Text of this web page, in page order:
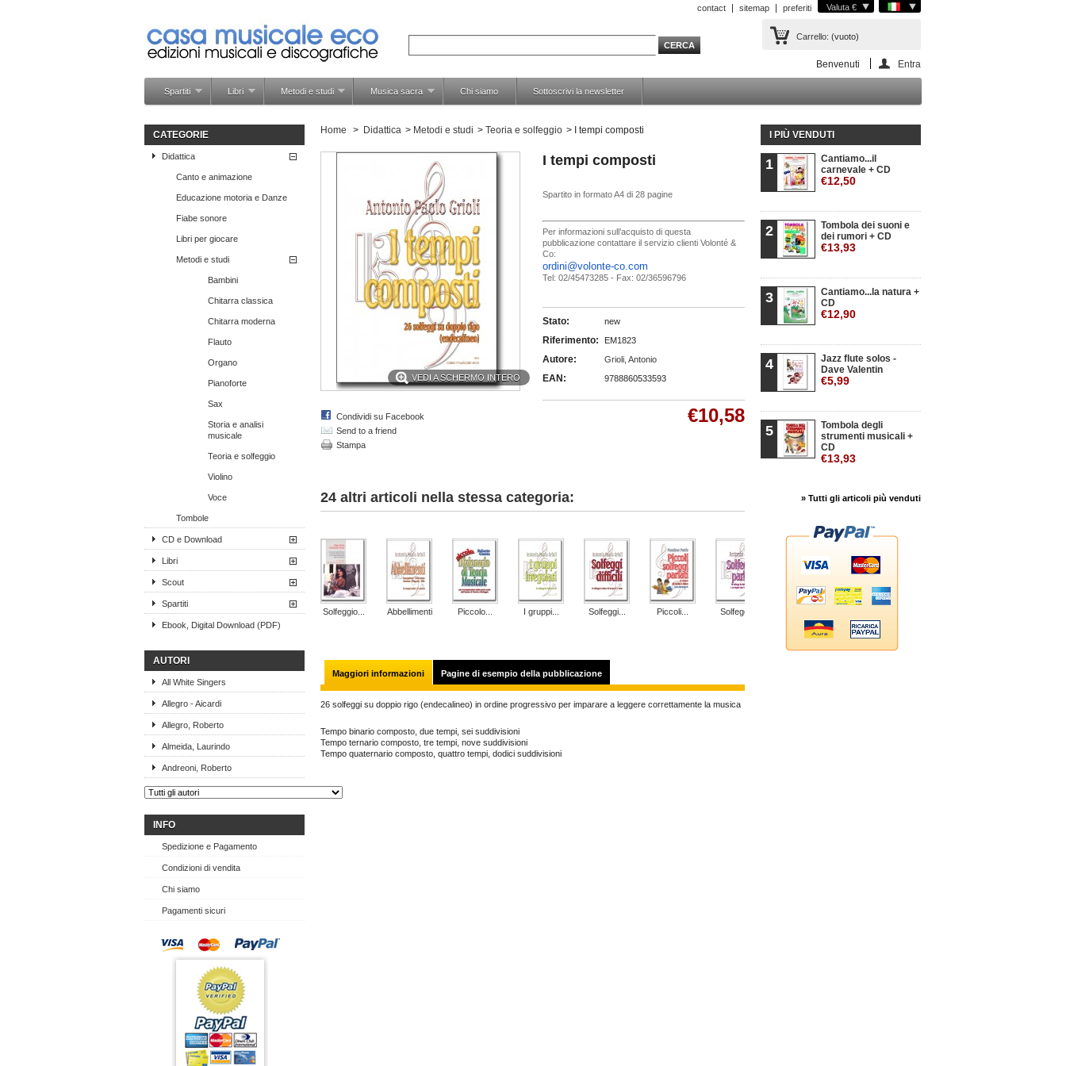
Valuta €
contact sitemap preferiti
Carrello: (vuoto)
Benvenuti Entra
Spartiti Libri Metodi e studi Musica sacra Chi siamo Sottoscrivi la newsletter
CATEGORIE
Didattica
Canto e animazione
Educazione motoria e Danze
Fiabe sonore
Libri per giocare
Metodi e studi
Bambini
Chitarra classica
Chitarra moderna
Flauto
Organo
Pianoforte
Sax
Storia e analisi
musicale
Teoria e solfeggio
Violino
Voce
Tombole
CD e Download
Libri
Scout
Spartiti
Ebook, Digital Download (PDF)
AUTORI
All White Singers
Allegro - Aicardi
Allegro, Roberto
Almeida, Laurindo
Andreoni, Roberto
INFO
Spedizione e Pagamento
Condizioni di vendita
Chi siamo
Pagamenti sicuri
Home > Didattica > Metodi e studi > Teoria e solfeggio > I tempi composti
VEDI A SCHERMO INTERO
Condividi su Facebook
Send to a friend
Stampa
I tempi composti
Spartito in formato A4 di 28 pagine
Per informazioni sull’acquisto di questa
pubblicazione contattare il servizio clienti Volonté &
Co:
ordini@volonte-co.com
Tel: 02/45473285 - Fax: 02/36596796
Stato: new
Riferimento: EM1823
Autore: Grioli, Antonio
EAN: 9788860533593
€10,58
24 altri articoli nella stessa categoria:
Solfeggio... Abbellimenti Piccolo... I gruppi... Solfeggi... Piccoli... Solfeggi...
Maggiori informazioni Pagine di esempio della pubblicazione
26 solfeggi su doppio rigo (endecalineo) in ordine progressivo per imparare a leggere correttamente la musica
Tempo binario composto, due tempi, sei suddivisioni
Tempo ternario composto, tre tempi, nove suddivisioni
Tempo quaternario composto, quattro tempi, dodici suddivisioni
I PIÙ VENDUTI
1
Cantiamo...il
carnevale + CD
€12,50
2
Tombola dei suoni e
dei rumori + CD
€13,93
3
Cantiamo...la natura +
CD
€12,90
4
Jazz flute solos -
Dave Valentin
€5,99
5
Tombola degli
strumenti musicali +
CD
€13,93
» Tutti gli articoli più venduti